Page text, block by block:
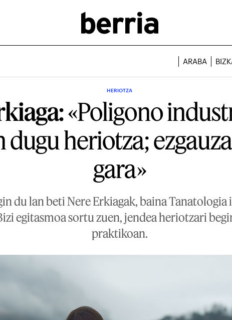
ARABA
HERIOTZA
«Poligono
dugu heriotza;
gara»
du lan beti Nere Erkiagak, baina Tanatologia
egitasmoa sortu zuen, jendea heriotzari
praktikoan.